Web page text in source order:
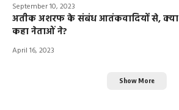
September 10, 2023
अतीक अशरफ के संबंध आतंकवादियों से, क्या
कहा नेताओं ने?
April 16, 2023
Show More